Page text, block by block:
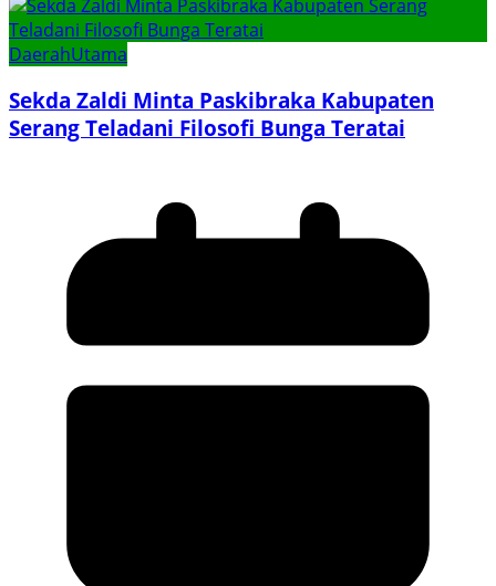
DaerahUtama
Sekda Zaldi Minta Paskibraka Kabupaten
Serang Teladani Filosofi Bunga Teratai